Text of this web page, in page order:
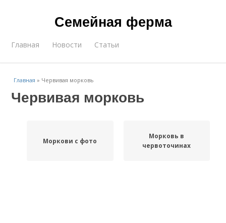
Семейная ферма
Главная Новости Статьи
Главная » Червивая морковь
Червивая морковь
Моркови с фото
Морковь в
червоточинах